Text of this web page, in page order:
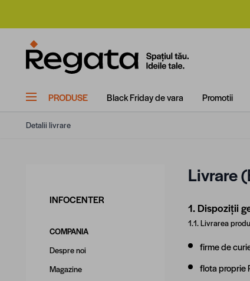
PRODUSE Black Friday de vara Promotii
Detalii livrare
Livrare
1. Dispoziții
1.1. Livrarea
firme de
flota proprie
INFOCENTER
COMPANIA
Despre noi
Magazine